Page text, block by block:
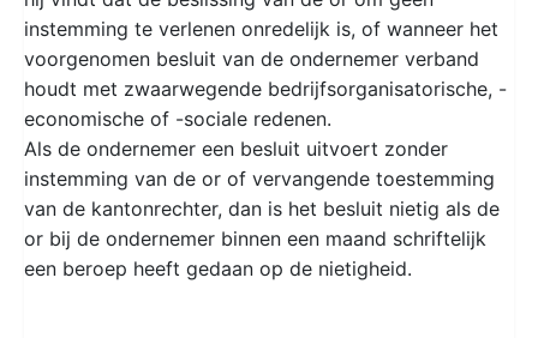
instemming te verlenen onredelijk is, of wanneer het
voorgenomen besluit van de ondernemer verband
houdt met zwaarwegende bedrijfsorganisatorische, -
economische of -sociale redenen.
Als de ondernemer een besluit uitvoert zonder
instemming van de or of vervangende toestemming
van de kantonrechter, dan is het besluit nietig als de
or bij de ondernemer binnen een maand schriftelijk
een beroep heeft gedaan op de nietigheid.